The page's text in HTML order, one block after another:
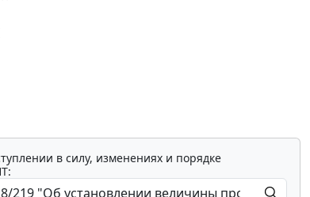
в силу, изменениях и порядке